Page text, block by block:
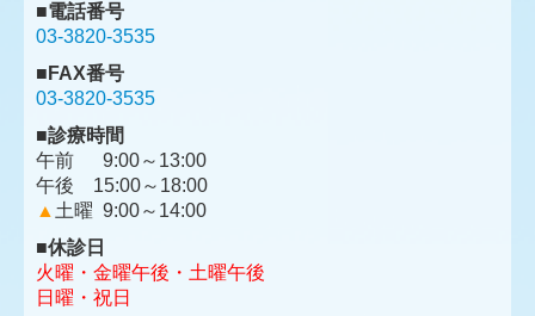
■電話番号
03-3820-3535
■FAX番号
03-3820-3535
■診療時間
午前 9:00～13:00
午後 15:00～18:00
▲ 土曜 9:00～14:00
■休診日
火曜・金曜午後・ 土曜午後
日曜・祝日